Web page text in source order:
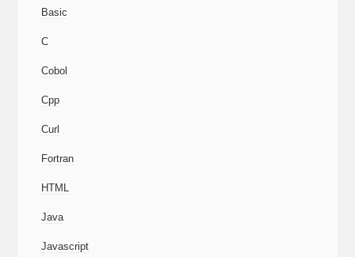
Basic
C
Cobol
Cpp
Curl
Fortran
HTML
Java
Javascript